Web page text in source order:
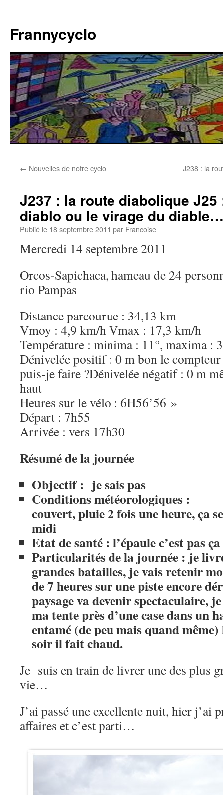
contenu
Frannycyclo
← Nouvelles de notre cyclo J238 : la
J237 : la route diabolique
diablo ou le virage du diable…
Publié le 18 septembre 2011 par Francoise
Mercredi 14 septembre 2011
Orcos-Sapichaca, hameau de 24
rio Pampas
Distance parcourue : 34,13 km
Vmoy : 4,9 km/h Vmax : 17,3 km/h
Température : minima : 11°, maxima :
Dénivelée positif : 0 m bon le
puis-je faire ?Dénivelée négatif : 0 m
haut
Heures sur le vélo : 6H56’56 »
Départ : 7h55
Arrivée : vers 17h30
Résumé de la journée
Objectif : je sais pas
Conditions météorologiques :
couvert, pluie 2 fois une heure, ça
midi
Etat de santé : l’épaule c’est pas ça
Particularités de la journée : je
grandes batailles, je vais retenir
de 7 heures sur une piste encore
paysage va devenir spectaculaire,
ma tente près d’une case dans un
entamé (de peu mais quand
soir il fait chaud.
Je suis en train de livrer une des plus
vie…
J’ai passé une excellente nuit, hier j’ai
affaires et c’est parti…